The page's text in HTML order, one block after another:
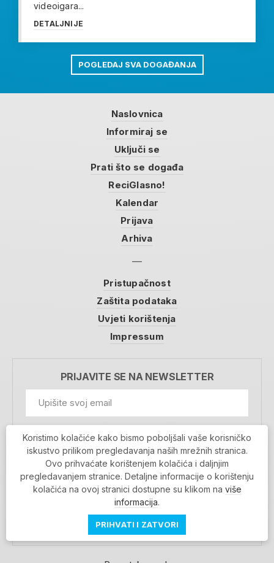
videoigara...
DETALJNIJE
POGLEDAJ SVA DOGAĐANJA
Naslovnica
Informiraj se
Uključi se
Prati što se događa
ReciGlasno!
Kalendar
Prijava
Arhiva
Pristupačnost
Zaštita podataka
Uvjeti korištenja
Impressum
PRIJAVITE SE NA NEWSLETTER
Prihvaćam da se moji podaci spremaju u bazu
podataka i koriste u svrhu slanja MojaRijeka
newslettera
MOJARIJEKA NEWSLETTER
PRIJAVI SE
Koristimo kolačiće kako bismo poboljšali vaše korisničko
iskustvo prilikom pregledavanja naših mrežnih stranica.
Ovo prihvaćate korištenjem kolačića i daljnjim
pregledavanjem stranice. Detaljne informacije o korištenju
kolačića na ovoj stranici dostupne su klikom na više
informacija.
PRIHVATI I ZATVORI